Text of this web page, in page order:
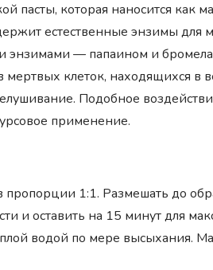
пасты, которая наносится как
естественные энзимы для
энзимами — папаином и
мертвых клеток, находящихся в
Подобное
применение.
1:1. Размешать до
и оставить на 15 минут для
водой по мере высыхания.